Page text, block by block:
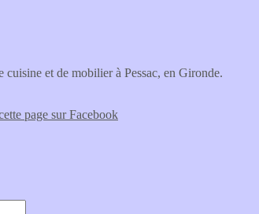
et de mobilier à Pessac, en Gironde.
page sur Facebook